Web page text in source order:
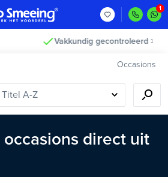
gecontroleerd >
Occasions
direct uit